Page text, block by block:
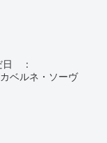
だ日 ：
ベルネ・ソーヴ